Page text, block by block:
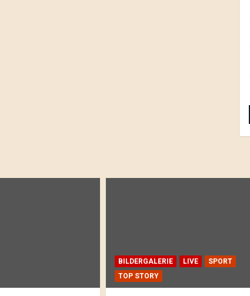
BILDERGALERIE LIVE
SPORT
TOP STORY